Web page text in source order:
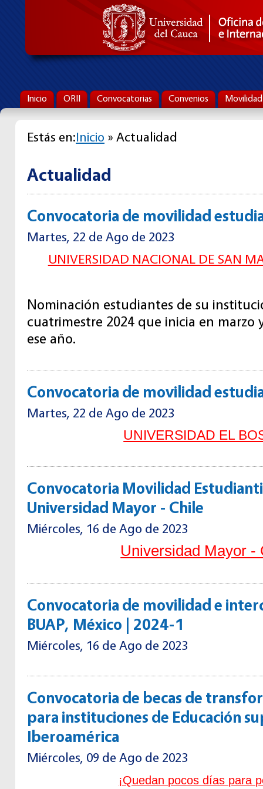
Inicio ORII Convocatorias Convenios Movilidad
Estás en:Inicio » Actualidad
Actualidad
Convocatoria de movilidad
Martes, 22 de Ago de 2023
UNIVERSIDAD NACIONAL DE SAN
Nominación estudiantes de su
cuatrimestre 2024 que inicia en marzo
ese año.
Convocatoria de movilidad
Martes, 22 de Ago de 2023
UNIVERSIDAD EL
Convocatoria Movilidad
Universidad Mayor - Chile
Miércoles, 16 de Ago de 2023
Universidad Mayor
Convocatoria de movilidad e
BUAP, México | 2024-1
Miércoles, 16 de Ago de 2023
Convocatoria de becas de
para instituciones de Educación
Iberoamérica
Miércoles, 09 de Ago de 2023
¡Quedan pocos días para